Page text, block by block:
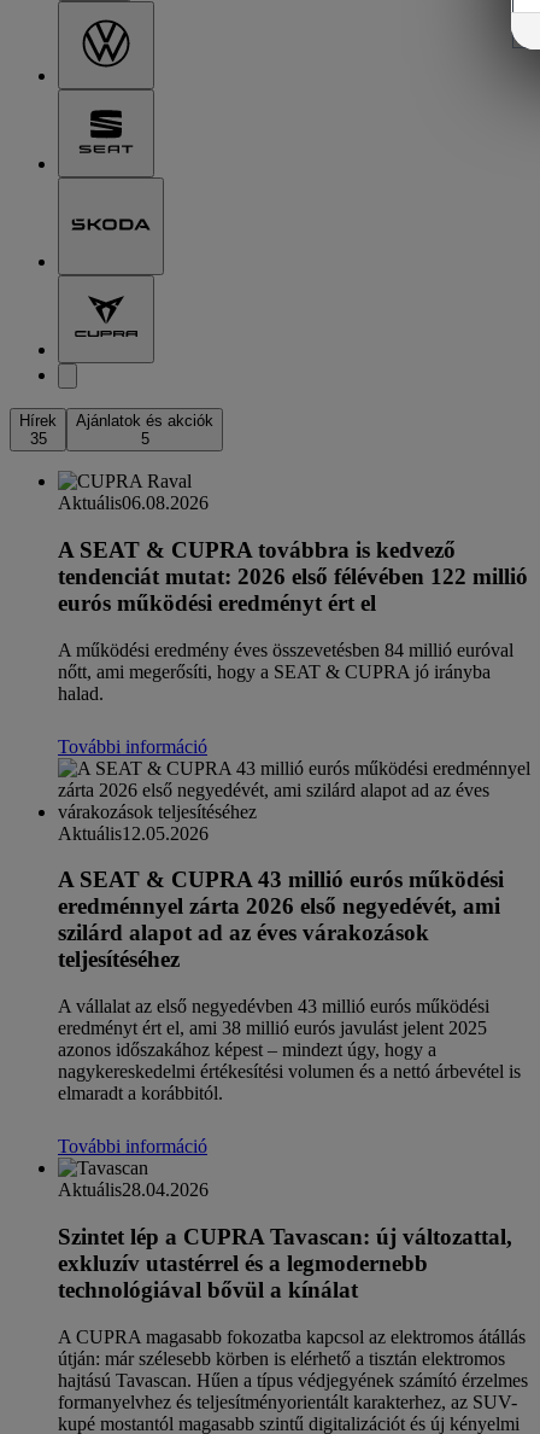
Hírek
35
Ajánlatok és akciók
5
Aktuális06.08.2026
A SEAT & CUPRA továbbra is kedvező
tendenciát mutat: 2026 első félévében 122 millió
eurós működési eredményt ért el
A működési eredmény éves összevetésben 84 millió euróval
nőtt, ami megerősíti, hogy a SEAT & CUPRA jó irányba
halad.
További információ
Aktuális12.05.2026
A SEAT & CUPRA 43 millió eurós működési
eredménnyel zárta 2026 első negyedévét, ami
szilárd alapot ad az éves várakozások
teljesítéséhez
A vállalat az első negyedévben 43 millió eurós működési
eredményt ért el, ami 38 millió eurós javulást jelent 2025
azonos időszakához képest – mindezt úgy, hogy a
nagykereskedelmi értékesítési volumen és a nettó árbevétel is
elmaradt a korábbitól.
További információ
Aktuális28.04.2026
Szintet lép a CUPRA Tavascan: új változattal,
exkluzív utastérrel és a legmodernebb
technológiával bővül a kínálat
A CUPRA magasabb fokozatba kapcsol az elektromos átállás
útján: már szélesebb körben is elérhető a tisztán elektromos
hajtású Tavascan. Hűen a típus védjegyének számító érzelmes
formanyelvhez és teljesítményorientált karakterhez, az SUV-
kupé mostantól magasabb szintű digitalizációt és új kényelmi